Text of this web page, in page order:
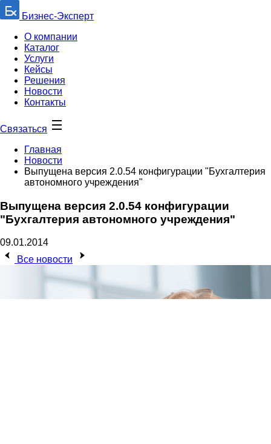
Бизнес-Эксперт
О компании
Каталог
Услуги
Кейсы
Решения
Новости
Контакты
Связаться
Главная
Новости
Выпущена версия 2.0.54 конфигурации "Бухгалтерия
автономного учреждения"
Выпущена версия 2.0.54 конфигурации
"Бухгалтерия автономного учреждения"
09.01.2014
Все новости